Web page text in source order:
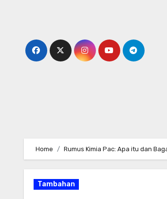
Home Rumus Kimia Pac: Apa itu dan
Tambahan